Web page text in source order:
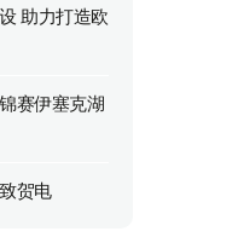
助力打造欧
赛伊塞克湖
贺电